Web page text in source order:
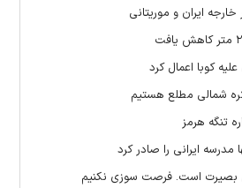
ایران و موریتانی
کوبا اعمال کرد
شمالی مطلع هستیم
تنگه هرمز
ایرانی را صادر کرد
بصیرت است. فرصت سوزی نکنیم